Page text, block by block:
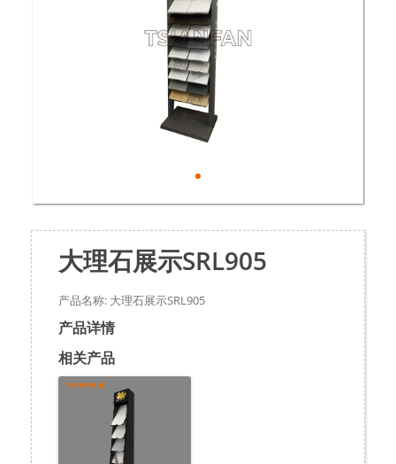
大理石展示SRL905
产品名称: 大理石展示SRL905
产品详情
相关产品